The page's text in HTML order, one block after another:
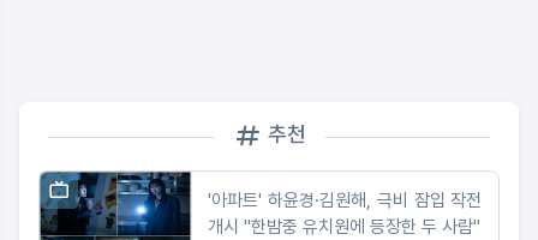
추천
'아파트' 하윤경·김원해, 극비 잠입 작전
개시 "한밤중 유치원에 등장한 두 사람"